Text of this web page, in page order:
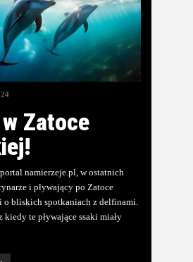
Zatoce
namierzeje.pl, w ostatnich
i pływający po Zatoce
o bliskich spotkaniach z delfinami.
kiedy te pływające ssaki miały